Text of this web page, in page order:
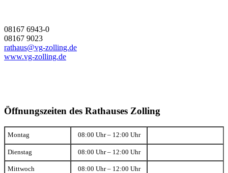
08167 6943-0
08167 9023
rathaus@vg-zolling.de
www.vg-zolling.de
Öffnungszeiten des Rathauses Zolling
Montag 08:00 Uhr – 12:00 Uhr
Dienstag 08:00 Uhr – 12:00 Uhr
Mittwoch 08:00 Uhr – 12:00 Uhr